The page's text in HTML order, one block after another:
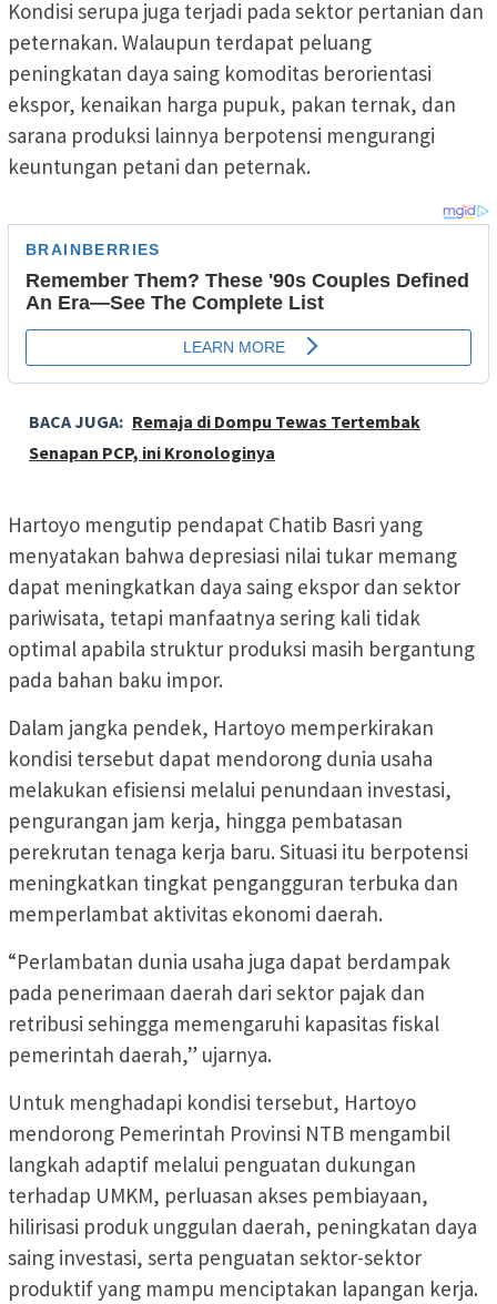
Kondisi serupa juga terjadi pada sektor pertanian dan
peternakan. Walaupun terdapat peluang
peningkatan daya saing komoditas berorientasi
ekspor, kenaikan harga pupuk, pakan ternak, dan
sarana produksi lainnya berpotensi mengurangi
keuntungan petani dan peternak.
BACA JUGA: Remaja di Dompu Tewas Tertembak
Senapan PCP, ini Kronologinya
Hartoyo mengutip pendapat Chatib Basri yang
menyatakan bahwa depresiasi nilai tukar memang
dapat meningkatkan daya saing ekspor dan sektor
pariwisata, tetapi manfaatnya sering kali tidak
optimal apabila struktur produksi masih bergantung
pada bahan baku impor.
Dalam jangka pendek, Hartoyo memperkirakan
kondisi tersebut dapat mendorong dunia usaha
melakukan efisiensi melalui penundaan investasi,
pengurangan jam kerja, hingga pembatasan
perekrutan tenaga kerja baru. Situasi itu berpotensi
meningkatkan tingkat pengangguran terbuka dan
memperlambat aktivitas ekonomi daerah.
“Perlambatan dunia usaha juga dapat berdampak
pada penerimaan daerah dari sektor pajak dan
retribusi sehingga memengaruhi kapasitas fiskal
pemerintah daerah,” ujarnya.
Untuk menghadapi kondisi tersebut, Hartoyo
mendorong Pemerintah Provinsi NTB mengambil
langkah adaptif melalui penguatan dukungan
terhadap UMKM, perluasan akses pembiayaan,
hilirisasi produk unggulan daerah, peningkatan daya
saing investasi, serta penguatan sektor-sektor
produktif yang mampu menciptakan lapangan kerja.